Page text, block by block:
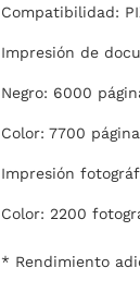
Compatibilidad:
Impresión de
Negro: 6000
Color: 7700
Impresión
Color: 2200
* Rendimiento